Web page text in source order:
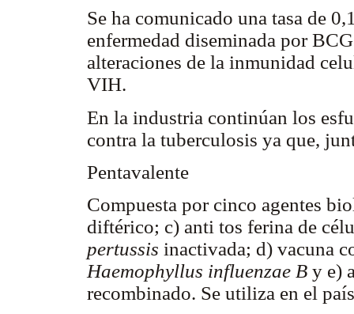
Se ha comunicado una tasa de
enfermedad diseminada por
alteraciones de la inmunidad
VIH.
En la industria continúan los
contra la tuberculosis ya que,
Pentavalente
Compuesta por cinco agentes
diftérico; c) anti tos ferina de
pertussis inactivada; d) vacuna
Haemophyllus influenzae B y e)
recombinado. Se utiliza en el